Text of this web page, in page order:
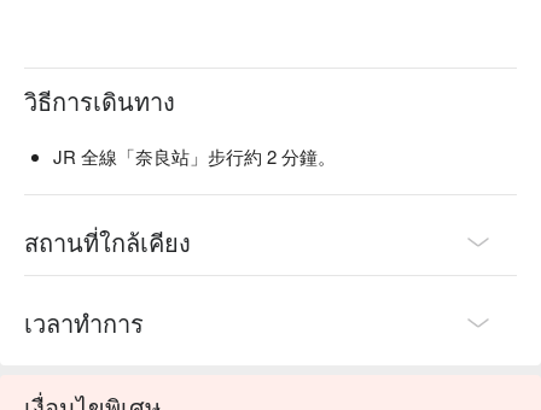
วิธีการเดินทาง
JR 全線「奈良站」步行約 2 分鐘。
สถานที่ใกล้เคียง
เวลาทำการ